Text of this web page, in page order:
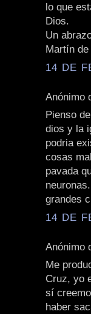
lo que
Dios.
Un
Martín
14 DE
Anónimo
Pienso
dios y la
podria
cosas
pavada
grandes
14 DE
Anónimo
Me
Cruz, yo
sí
haber